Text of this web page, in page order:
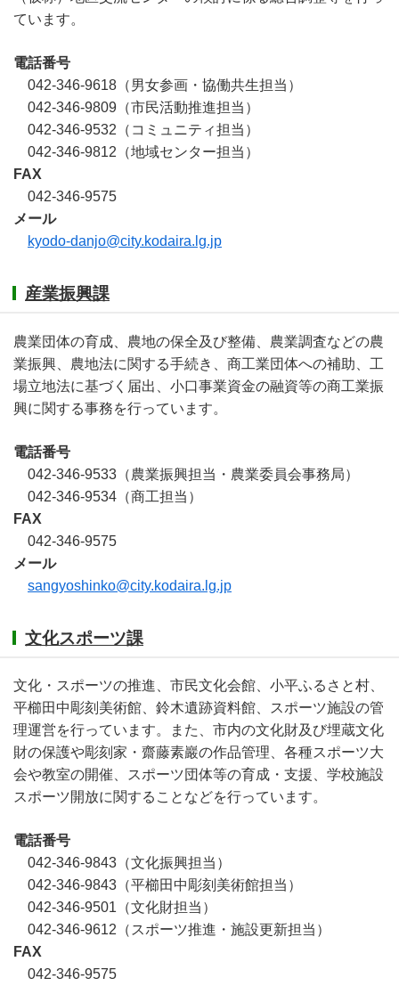
ています。
電話番号
042-346-9618（男女参画・協働共生担当）
042-346-9809（市民活動推進担当）
042-346-9532（コミュニティ担当）
042-346-9812（地域センター担当）
FAX
042-346-9575
メール
kyodo-danjo@city.kodaira.lg.jp
産業振興課
農業団体の育成、農地の保全及び整備、農業調査などの農
業振興、農地法に関する手続き、商工業団体への補助、工
場立地法に基づく届出、小口事業資金の融資等の商工業振
興に関する事務を行っています。
電話番号
042-346-9533（農業振興担当・農業委員会事務局）
042-346-9534（商工担当）
FAX
042-346-9575
メール
sangyoshinko@city.kodaira.lg.jp
文化スポーツ課
文化・スポーツの推進、市民文化会館、小平ふるさと村、
平櫛田中彫刻美術館、鈴木遺跡資料館、スポーツ施設の管
理運営を行っています。また、市内の文化財及び埋蔵文化
財の保護や彫刻家・齋藤素巖の作品管理、各種スポーツ大
会や教室の開催、スポーツ団体等の育成・支援、学校施設
スポーツ開放に関することなどを行っています。
電話番号
042-346-9843（文化振興担当）
042-346-9843（平櫛田中彫刻美術館担当）
042-346-9501（文化財担当）
042-346-9612（スポーツ推進・施設更新担当）
FAX
042-346-9575